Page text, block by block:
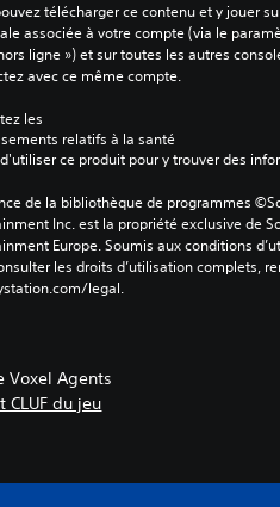
télécharger ce contenu et y jouer
associée à votre compte (via le
ligne ») et sur toutes les autres
avec ce même compte.
les
relatifs à la santé
ce produit pour y trouver des
de la bibliothèque de programmes
Inc. est la propriété exclusive de
Europe. Soumis aux conditions
les droits d’utilisation complets,
legal.
Voxel Agents
du jeu